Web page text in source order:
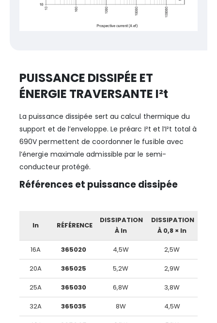
PUISSANCE DISSIPÉE ET
ÉNERGIE TRAVERSANTE I²t
La puissance dissipée sert au calcul thermique du
support et de l’enveloppe. Le préarc I²t et l’I²t total à
690V permettent de coordonner le fusible avec
l’énergie maximale admissible par le semi-
conducteur protégé.
Références et puissance dissipée
In RÉFÉRENCE
DISSIPATION
À In
DISSIPATION
À 0,8 × In
16A 365020 4,5W 2,5W
20A 365025 5,2W 2,9W
25A 365030 6,8W 3,8W
32A 365035 8W 4,5W